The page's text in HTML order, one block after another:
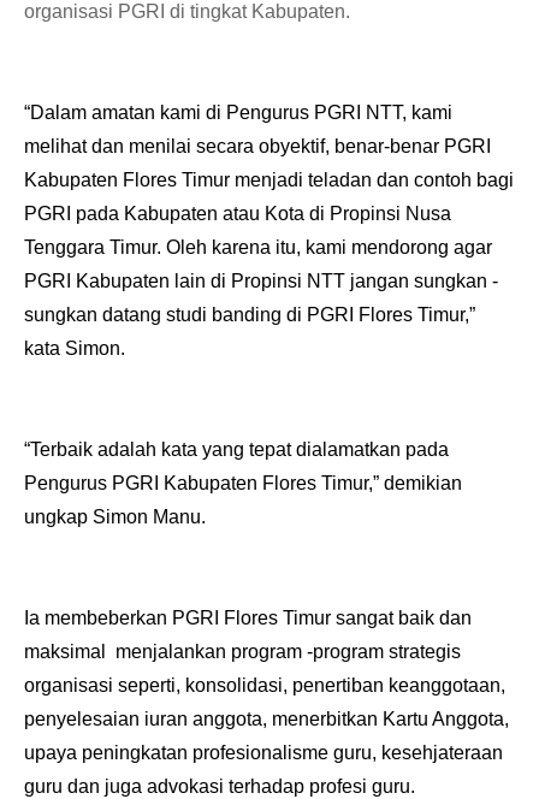
organisasi PGRI di tingkat Kabupaten.
“Dalam amatan kami di Pengurus PGRI NTT, kami
melihat dan menilai secara obyektif, benar-benar PGRI
Kabupaten Flores Timur menjadi teladan dan contoh bagi
PGRI pada Kabupaten atau Kota di Propinsi Nusa
Tenggara Timur. Oleh karena itu, kami mendorong agar
PGRI Kabupaten lain di Propinsi NTT jangan sungkan -
sungkan datang studi banding di PGRI Flores Timur,”
kata Simon.
“Terbaik adalah kata yang tepat dialamatkan pada
Pengurus PGRI Kabupaten Flores Timur,” demikian
ungkap Simon Manu.
Ia membeberkan PGRI Flores Timur sangat baik dan
maksimal
menjalankan program -program strategis
organisasi seperti, konsolidasi, penertiban keanggotaan,
penyelesaian iuran anggota, menerbitkan Kartu Anggota,
upaya peningkatan profesionalisme guru, kesehjateraan
guru dan juga advokasi terhadap profesi guru.